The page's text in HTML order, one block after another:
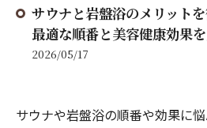
サウナと岩盤浴のメリット
最適な順番と美容健康効果
2026/05/17
サウナや岩盤浴の順番や効果に